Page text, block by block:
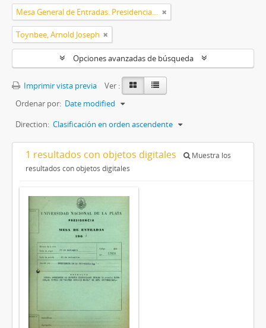
Mesa General de Entradas. Presidencia UNLP
Toynbee, Arnold Joseph
Opciones avanzadas de búsqueda
Imprimir vista previa
Ver :
Ordenar por: Date modified
Direction: Clasificación en orden ascendente
1 resultados con objetos digitales
Muestra los
resultados con objetos digitales